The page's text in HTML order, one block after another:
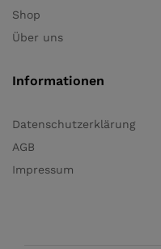
Shop
Über uns
Informationen
Datenschutzerklärung
AGB
Impressum